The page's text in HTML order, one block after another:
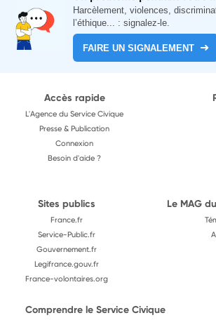
Harcèlement, violences,
l’éthique... : signalez-le.
FAIRE UN SIGNALEMENT
Accès rapide
L'Agence du Service Civique
Presse & Publication
Connexion
Besoin d'aide ?
Sites publics
France.fr
Service-Public.fr
Gouvernement.fr
Legifrance.gouv.fr
France-volontaires.org
Le MAG
Comprendre le Service Civique